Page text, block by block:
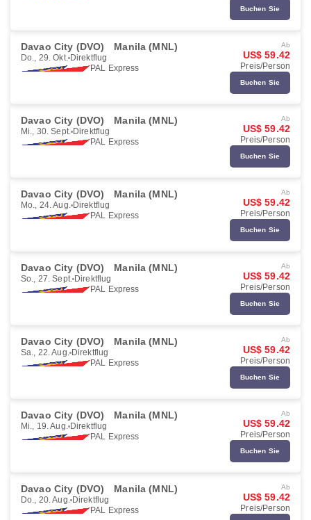
Buchen Sie
Davao City (DVO) Manila (MNL)
Do., 29. Okt. Direktflug
PAL Express
Ab
US$ 59.42
Preis/Person
Buchen Sie
Davao City (DVO) Manila (MNL)
Mi., 30. Sept. Direktflug
PAL Express
Ab
US$ 59.42
Preis/Person
Buchen Sie
Davao City (DVO) Manila (MNL)
Mo., 24. Aug. Direktflug
PAL Express
Ab
US$ 59.42
Preis/Person
Buchen Sie
Davao City (DVO) Manila (MNL)
So., 27. Sept. Direktflug
PAL Express
Ab
US$ 59.42
Preis/Person
Buchen Sie
Davao City (DVO) Manila (MNL)
Sa., 22. Aug. Direktflug
PAL Express
Ab
US$ 59.42
Preis/Person
Buchen Sie
Davao City (DVO) Manila (MNL)
Mi., 19. Aug. Direktflug
PAL Express
Ab
US$ 59.42
Preis/Person
Buchen Sie
Davao City (DVO) Manila (MNL)
Do., 20. Aug. Direktflug
PAL Express
Ab
US$ 59.42
Preis/Person